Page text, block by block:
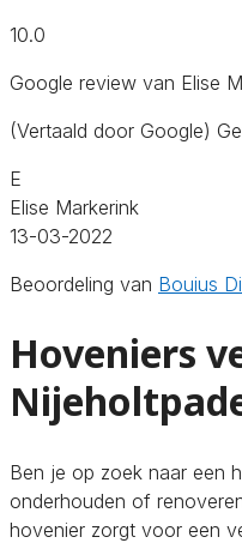
10.0
Google review van Elise
(Vertaald door Google)
E
Elise Markerink
13-03-2022
Beoordeling van Bouius
Hoveniers
Ben je op zoek naar een
onderhouden of
hovenier zorgt voor een